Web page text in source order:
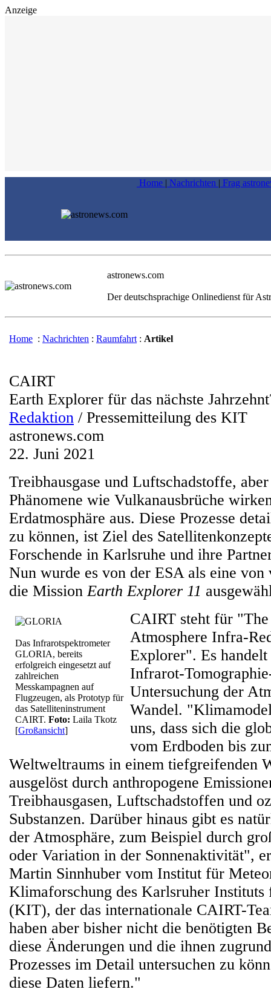
Anzeige
Home | Nachrichten | Frag
astronews.com
Der deutschsprachige Onlinedienst für
Home : Nachrichten : Raumfahrt : Artikel
CAIRT
Earth Explorer für das nächste
Redaktion / Pressemitteilung des KIT
astronews.com
22. Juni 2021
Treibhausgase und Luftschadstoffe,
Phänomene wie Vulkanausbrüche
Erdatmosphäre aus. Diese Prozesse
zu können, ist Ziel des
Forschende in Karlsruhe und ihre
Nun wurde es von der ESA als eine
die MissionEarth Explorer 11
Das Infrarotspektrometer
GLORIA, bereits
erfolgreich eingesetzt auf
zahlreichen
Messkampagnen auf
Flugzeugen, als Prototyp für
das Satelliteninstrument
CAIRT. Foto: Laila Tkotz
[Großansicht]
CAIRT steht für
Atmosphere Infra-
Explorer". Es
Infrarot-
Untersuchung der
Wandel.
uns, dass sich die
vom Erdboden bis
Weltweltraums in einem tiefgreifenden
ausgelöst durch anthropogene
Treibhausgasen, Luftschadstoffen und
Substanzen. Darüber hinaus gibt es
der Atmosphäre, zum Beispiel durch
oder Variation in der Sonnenaktivität",
Martin Sinnhuber vom Institut für
Klimaforschung des Karlsruher Instituts
(KIT), der das internationale CAIRT-
haben aber bisher nicht die benötigten
diese Änderungen und die ihnen
Prozesses im Detail untersuchen zu
diese Daten liefern."